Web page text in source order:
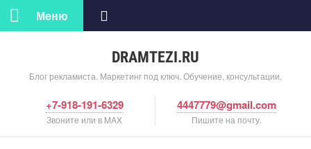
DRAMTEZI.RU
Блог рекламиста. Маркетинг под ключ. Обучение, консультации.
Меню
+7-918-191-6329
Звоните или в MAX
4447779@gmail.com
Пишите на почту.